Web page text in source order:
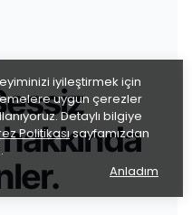
iyileştirmek için
uygun çerezler
Detaylı bilgiye
Politikasısayfamızdan
Anladım